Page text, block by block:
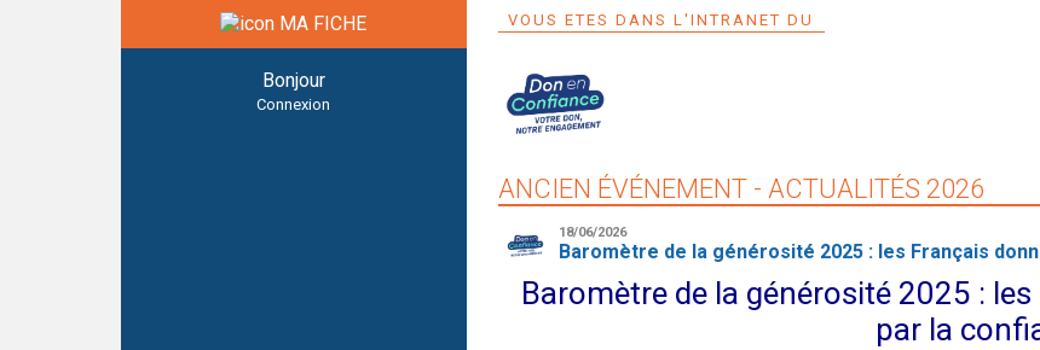
MA FICHE
Bonjour
Connexion
VOUS ETES DANS L'INTRANET DU
ANCIEN ÉVÉNEMENT - ACTUALITÉS 2026
18/06/2026
Baromètre de la générosité 2025 : les Français
Baromètre de la générosité 2025 :
par la